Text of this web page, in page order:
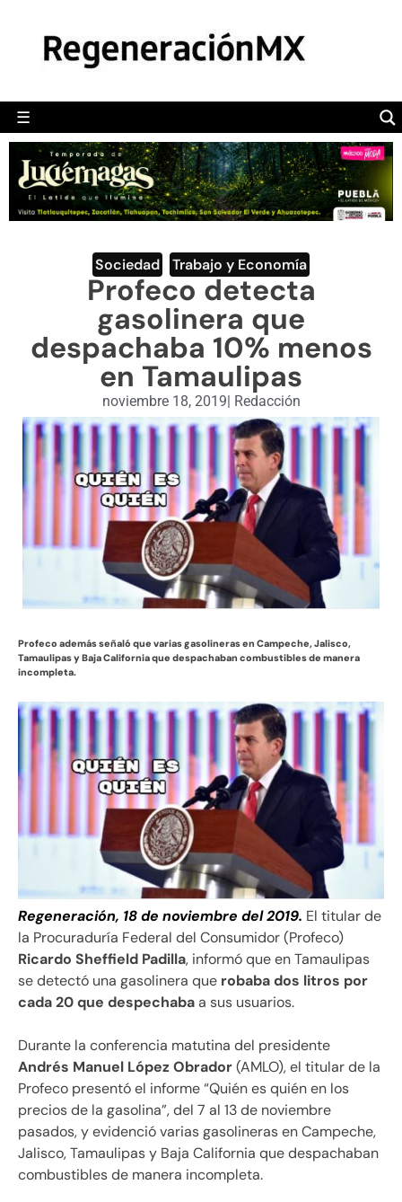
☰
POLÍTICA
CAMALEÓN
OPINIÓN
DEPORTES
ENGLISH SECTION
VIDEOS
Sociedad Trabajo y Economía
Profeco detecta
gasolinera que
despachaba 10% menos
en Tamaulipas
noviembre 18, 2019| Redacción
Profeco además señaló que varias gasolineras en Campeche, Jalisco,
Tamaulipas y Baja California que despachaban combustibles de manera
incompleta.
Regeneración, 18 de noviembre del 2019. El titular de
la Procuraduría Federal del Consumidor (Profeco)
Ricardo Sheffield Padilla, informó que en Tamaulipas
se detectó una gasolinera que robaba dos litros por
cada 20 que despechabaa sus usuarios.
Durante la conferencia matutina del presidente
Andrés Manuel López Obrador(AMLO), el titular de la
Profeco presentó el informe “Quién es quién en los
precios de la gasolina”, del 7 al 13 de noviembre
pasados, y evidenció varias gasolineras en Campeche,
Jalisco, Tamaulipas y Baja California que despachaban
combustibles de manera incompleta.